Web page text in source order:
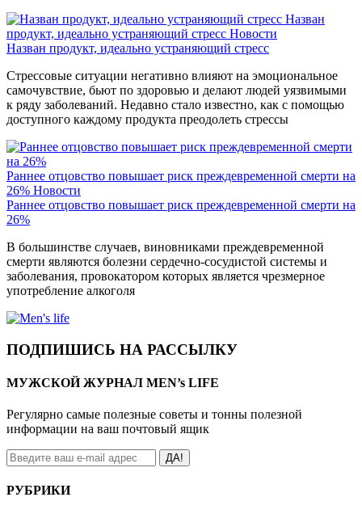
Назван
продукт, идеально устраняющий стресс Новости
Назван продукт, идеально устраняющий стресс
Стрессовые ситуации негативно влияют на эмоциональное
самочувствие, бьют по здоровью и делают людей уязвимыми
к ряду заболеваний. Недавно стало известно, как с помощью
доступного каждому продукта преодолеть стрессы
Раннее отцовство повышает риск преждевременной смерти на
26% Новости
Раннее отцовство повышает риск преждевременной смерти на
26%
В большинстве случаев, виновниками преждевременной
смерти являются болезни сердечно-сосудистой системы и
заболевания, провокатором которых является чрезмерное
употребление алкоголя
ПОДПИШИСЬ НА РАССЫЛКУ
МУЖСКОЙ ЖУРНАЛ MEN’s LIFE
Регулярно самые полезные советы и тонны полезной
информации на ваш почтовый ящик
ДА!
РУБРИКИ